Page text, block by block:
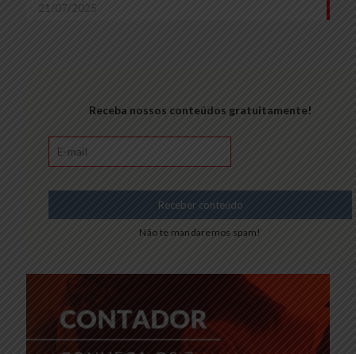
21/07/2025
Receba nossos conteúdos gratuitamente!
Não te mandaremos spam!